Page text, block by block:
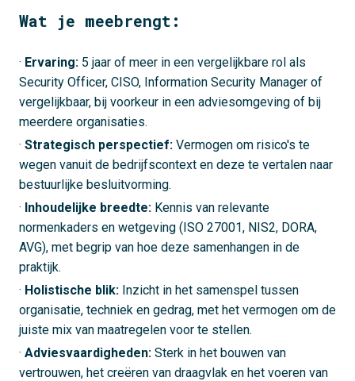
Wat je meebrengt:
· Ervaring: 5 jaar of meer in een vergelijkbare rol als
Security Officer, CISO, Information Security Manager of
vergelijkbaar, bij voorkeur in een adviesomgeving of bij
meerdere organisaties.
· Strategisch perspectief: Vermogen om risico's te
wegen vanuit de bedrijfscontext en deze te vertalen naar
bestuurlijke besluitvorming.
· Inhoudelijke breedte: Kennis van relevante
normenkaders en wetgeving (ISO 27001, NIS2, DORA,
AVG), met begrip van hoe deze samenhangen in de
praktijk.
· Holistische blik: Inzicht in het samenspel tussen
organisatie, techniek en gedrag, met het vermogen om de
juiste mix van maatregelen voor te stellen.
· Adviesvaardigheden: Sterk in het bouwen van
vertrouwen, het creëren van draagvlak en het voeren van